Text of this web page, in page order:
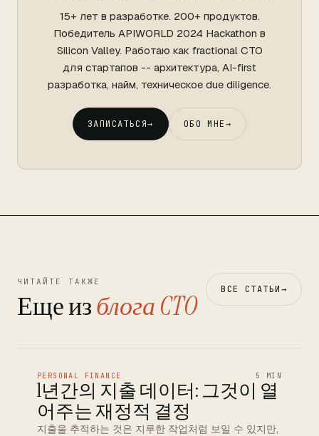
15+ лет в разработке. 200+ продуктов.
Победитель APIWORLD 2024 Hackathon в
Silicon Valley. Работаю как fractional CTO
для стартапов -- архитектура, AI-first
разработка, найм, техническое due diligence.
ЗАПИСАТЬСЯ→ ОБО МНЕ→
ЧИТАЙТЕ ТАКЖЕ
Еще изблога CTO ВСЕ СТАТЬИ→
PERSONAL FINANCE 5 MIN
1년간의 지출 데이터: 그것이 열
어주는 재정적 결정
지출을 추적하는 것은 지루한 작업처럼 보일 수 있지만,